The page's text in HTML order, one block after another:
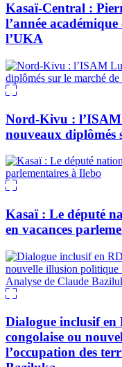
Kasaï-Central :
l’année
l’UKA
Nord-Kivu :
nouveaux diplômés
Kasaï : Le député
en vacances
Dialogue inclusif en
congolaise ou
l’occupation des